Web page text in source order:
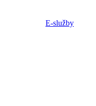
E-služby